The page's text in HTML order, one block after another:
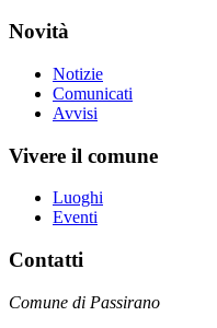
Novità
Notizie
Comunicati
Avvisi
Vivere il comune
Luoghi
Eventi
Contatti
Comune di Passirano